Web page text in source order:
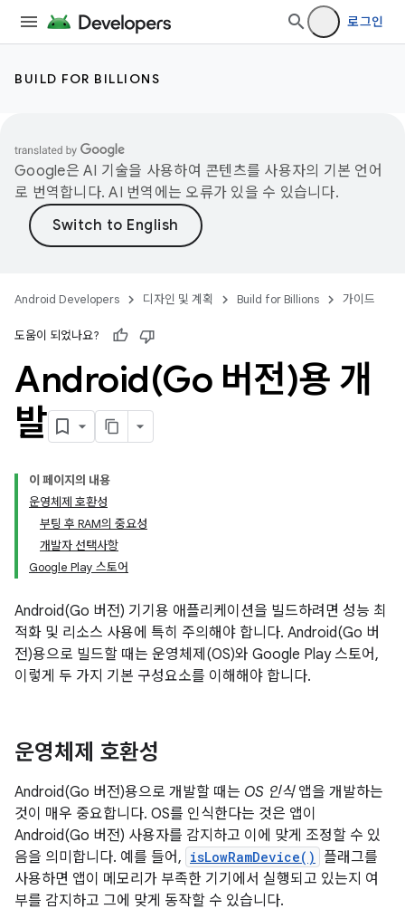
로그인
BUILD FOR BILLIONS
Google은 AI 기술을 사용하여 콘텐츠를 사용자의 기본 언어
로 번역합니다. AI 번역에는 오류가 있을 수 있습니다.
Android Developers 디자인 및 계획 Build for Billions 가이드
도움이 되었나요?
Android(Go 버전)용 개
발
이 페이지의 내용
운영체제 호환성
부팅 후 RAM의 중요성
개발자 선택사항
Google Play 스토어
Android(Go 버전) 기기용 애플리케이션을 빌드하려면 성능 최
적화 및 리소스 사용에 특히 주의해야 합니다. Android(Go 버
전)용으로 빌드할 때는 운영체제(OS)와 Google Play 스토어,
이렇게 두 가지 기본 구성요소를 이해해야 합니다.
운영체제 호환성
Android(Go 버전)용으로 개발할 때는 OS 인식앱을 개발하는
것이 매우 중요합니다. OS를 인식한다는 것은 앱이
Android(Go 버전) 사용자를 감지하고 이에 맞게 조정할 수 있
음을 의미합니다. 예를 들어, isLowRamDevice()
플래그를
사용하면 앱이 메모리가 부족한 기기에서 실행되고 있는지 여
부를 감지하고 그에 맞게 동작할 수 있습니다.